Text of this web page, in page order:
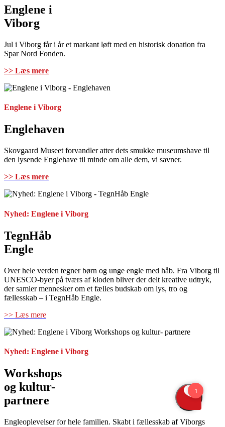
Englene i
Viborg
Jul i Viborg får i år et markant løft med en historisk donation fra
Spar Nord Fonden.
>> Læs mere
Englene i Viborg
Englehaven
Skovgaard Museet forvandler atter dets smukke museumshave til
den lysende Englehave til minde om alle dem, vi savner.
>> Læs mere
Nyhed: Englene i Viborg
TegnHåb
Engle
Over hele verden tegner børn og unge engle med håb. Fra Viborg til
UNESCO-byer på tværs af kloden bliver der delt kreative udtryk,
der samler mennesker om et fælles budskab om lys, tro og
fællesskab – i TegnHåb Engle.
>> Læs mere
Nyhed: Englene i Viborg
Workshops
og kultur-
partnere
Engleoplevelser for hele familien. Skabt i fællesskab af Viborgs